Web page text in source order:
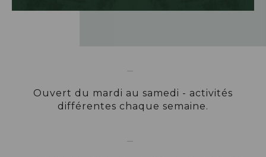
Ouvert du mardi au samedi - activités
différentes chaque semaine.